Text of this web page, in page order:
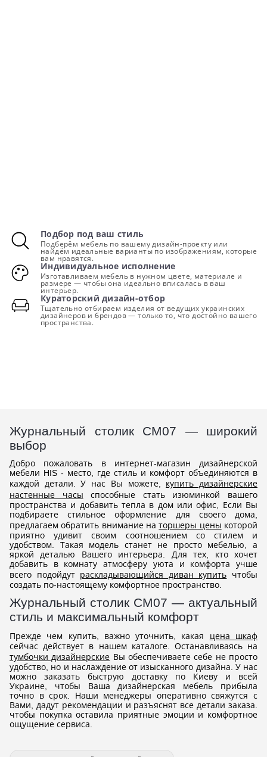
Подбор под ваш стиль
Подберём мебель по вашему дизайн-проекту или
найдём идеальные варианты по изображениям, которые
вам нравятся.
Индивидуальное исполнение
Изготавливаем мебель в нужном цвете, материале и
размере — чтобы она идеально вписалась в ваш
интерьер.
Кураторский дизайн-отбор
Тщательно отбираем изделия от ведущих украинских
дизайнеров и брендов — только то, что достойно вашего
пространства.
Журнальный столик СМ07 — широкий
выбор
Добро пожаловать в интернет-магазин дизайнерской
мебели HIS - место, где стиль и комфорт объединяются в
каждой детали. У нас Вы можете, купить дизайнерские
настенные часы способные стать изюминкой вашего
пространства и добавить тепла в дом или офис, Если Вы
подбираете стильное оформление для своего дома,
предлагаем обратить внимание наторшеры цены которой
приятно удивит своим соотношением со стилем и
удобством. Такая модель станет не просто мебелью, а
яркой деталью Вашего интерьера. Для тех, кто хочет
добавить в комнату атмосферу уюта и комфорта учше
всего подойдут раскладывающийся диван купить чтобы
создать по-настоящему комфортное пространство.
Журнальный столик СМ07 — актуальный
стиль и максимальный комфорт
Прежде чем купить, важно уточнить, какая цена шкаф
сейчас действует в нашем каталоге. Останавливаясь на
тумбочки дизайнерские Вы обеспечиваете себе не просто
удобство, но и наслаждение от изысканного дизайна. У нас
можно заказать быструю доставку по Киеву и всей
Украине, чтобы Ваша дизайнерская мебель прибыла
точно в срок. Наши менеджеры оперативно свяжутся с
Вами, дадут рекомендации и разъяснят все детали заказа.
чтобы покупка оставила приятные эмоции и комфортное
ощущение сервиса.